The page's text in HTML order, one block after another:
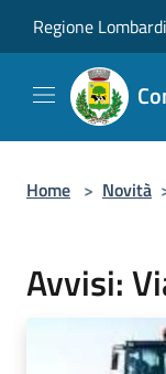
Regione
Home > Novità
Avvisi: